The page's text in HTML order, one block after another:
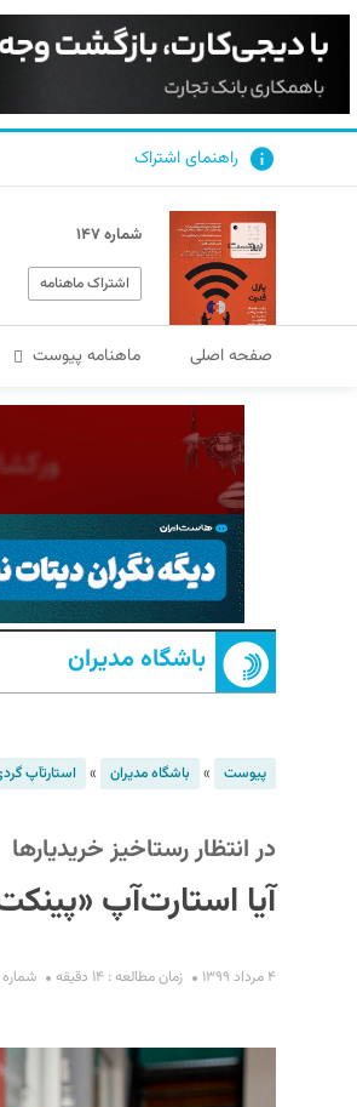
راهنمای اشتراک
شماره ۱۴۷
اشتراک ماهنامه
صفحه اصلی ماهنامه پیوست
باشگاه مدیران
پیوست » باشگاه مدیران » استارت‎آپ گردی
در انتظار رستاخیز خریدیارها
آیا استارت‌آپ
۴ مرداد ۱۳۹۹ زمان مطالعه : ۱۴ دقیقه شماره